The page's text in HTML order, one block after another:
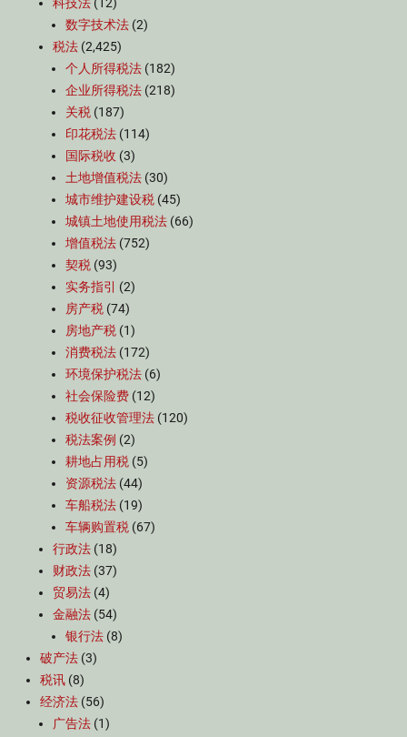
数字技术法 (2)
税法 (2,425)
个人所得税法 (182)
企业所得税法 (218)
关税 (187)
印花税法 (114)
国际税收 (3)
土地增值税法 (30)
城市维护建设税 (45)
城镇土地使用税法 (66)
增值税法 (752)
契税 (93)
实务指引
(2)
房产税 (74)
房地产税 (1)
消费税法 (172)
环境保护税法 (6)
社会保险费 (12)
税收征收管理法 (120)
税法案例 (2)
耕地占用税 (5)
资源税法 (44)
车船税法 (19)
车辆购置税 (67)
行政法 (18)
财政法 (37)
贸易法 (4)
金融法 (54)
银行法 (8)
破产法 (3)
税讯 (8)
经济法 (56)
广告法 (1)